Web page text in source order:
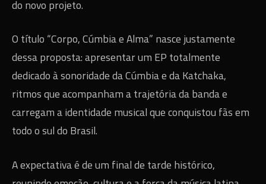
do novo projeto.
O título “Corpo, Cúmbia e Alma” nasce justamente
dessa proposta: apresentar um EP totalmente
dedicado à sonoridade da Cúmbia e da Katchaka,
ritmos que acompanham a trajetória da banda e
carregam a identidade musical que conquistou fãs em
todo o sul do Brasil.
A expectativa é de um final de tarde histórico,